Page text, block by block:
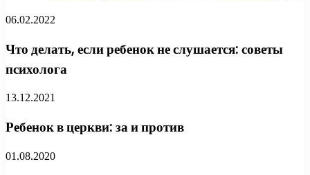
06.02.2022
Что делать, если ребенок не слушается: советы
психолога
13.12.2021
Ребенок в церкви: за и против
01.08.2020